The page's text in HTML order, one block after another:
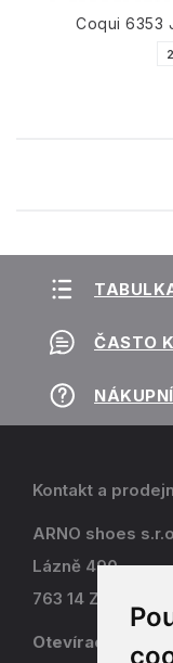
Coqui 6353
ČASTO
Kontakt a
ARNO shoes
Lázně 490
763 14 Zlín -
Otevírací doba